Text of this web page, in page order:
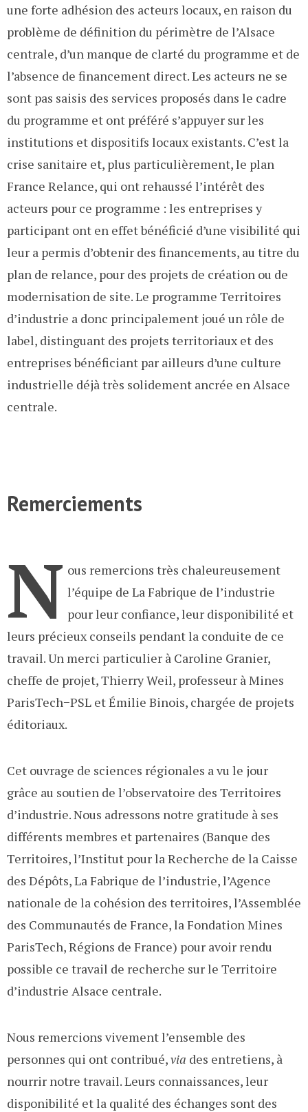
une forte adhésion des acteurs locaux, en raison du
problème de définition du périmètre de l’Alsace
centrale, d’un manque de clarté du programme et de
l’absence de financement direct. Les acteurs ne se
sont pas saisis des services proposés dans le cadre
du programme et ont préféré s’appuyer sur les
institutions et dispositifs locaux existants. C’est la
crise sanitaire et, plus particulièrement, le plan
France Relance, qui ont rehaussé l’intérêt des
acteurs pour ce programme : les entreprises y
participant ont en effet bénéficié d’une visibilité qui
leur a permis d’obtenir des financements, au titre du
plan de relance, pour des projets de création ou de
modernisation de site. Le programme Territoires
d’industrie a donc principalement joué un rôle de
label, distinguant des projets territoriaux et des
entreprises bénéficiant par ailleurs d’une culture
industrielle déjà très solidement ancrée en Alsace
centrale.
Remerciements
N ous remercions très chaleureusement
l’équipe de La Fabrique de l’industrie
pour leur confiance, leur disponibilité et
leurs précieux conseils pendant la conduite de ce
travail. Un merci particulier à Caroline Granier,
cheffe de projet, Thierry Weil, professeur à Mines
ParisTech−PSL et Émilie Binois, chargée de projets
éditoriaux.
Cet ouvrage de sciences régionales a vu le jour
grâce au soutien de l’observatoire des Territoires
d’industrie. Nous adressons notre gratitude à ses
différents membres et partenaires (Banque des
Territoires, l’Institut pour la Recherche de la Caisse
des Dépôts, La Fabrique de l’industrie, l’Agence
nationale de la cohésion des territoires, l’Assemblée
des Communautés de France, la Fondation Mines
ParisTech, Régions de France) pour avoir rendu
possible ce travail de recherche sur le Territoire
d’industrie Alsace centrale.
Nous remercions vivement l’ensemble des
personnes qui ont contribué,via des entretiens, à
nourrir notre travail. Leurs connaissances, leur
disponibilité et la qualité des échanges sont des